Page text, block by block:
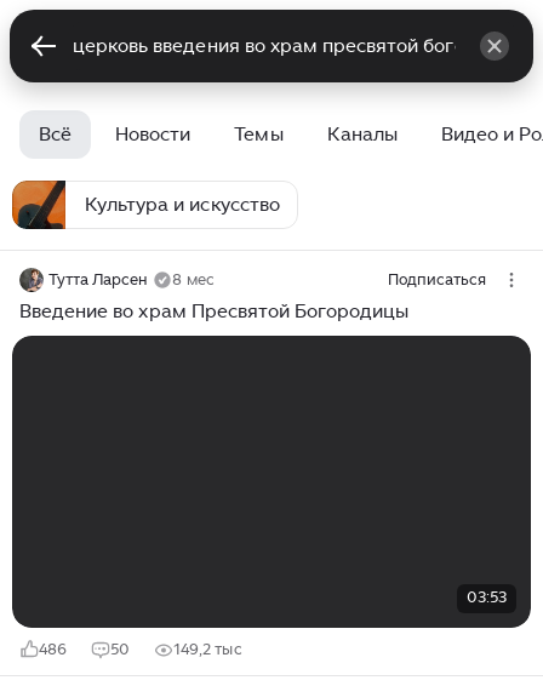
Всё Новости Темы Каналы Видео и
Культура и искусство
Тутта Ларсен 8 мес Подписаться
Введение во храм Пресвятой Богородицы
03:53
486 50 149,2 тыс